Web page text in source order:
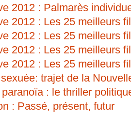
2012 : Palmarès
2012 : Les 25 meilleurs
2012 : Les 25 meilleurs
2012 : Les 25 meilleurs
2012 : Les 25 meilleurs
trajet de la
: le thriller
: Passé, présent, futur